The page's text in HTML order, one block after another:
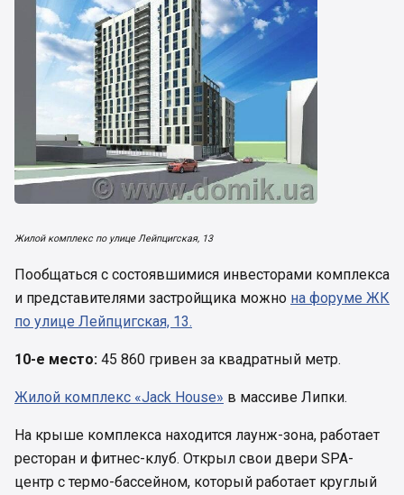
Жилой комплекс по улице Лейпцигская, 13
Пообщаться с состоявшимися инвесторами комплекса
и представителями застройщика можно на форуме ЖК
по улице Лейпцигская, 13.
10-е место: 45 860 гривен за квадратный метр.
Жилой комплекс «Jack House» в массиве Липки.
На крыше комплекса находится лаунж-зона, работает
ресторан и фитнес-клуб. Открыл свои двери SPA-
центр с термо-бассейном, который работает круглый